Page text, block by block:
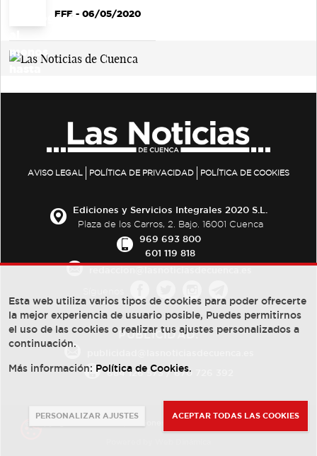
EFE- 06/05/2020
AVISO LEGAL POLÍTICA DE PRIVACIDAD POLÍTICA DE COOKIES
Ediciones y Servicios Integrales 2020 S.L.
Plaza de los Carros, 2. Bajo. 16001 Cuenca
969 693 800
601 119 818
PUBLICIDAD:
684 126 573/670 726 392
Esta web utiliza varios tipos de cookies para poder ofrecerte
la mejor experiencia de usuario posible, Puedes permitirnos
el uso de las cookies o realizar tus ajustes personalizados a
continuación.
Más información: Política de Cookies.
PERSONALIZAR AJUSTES ACEPTAR TODAS LAS COOKIES